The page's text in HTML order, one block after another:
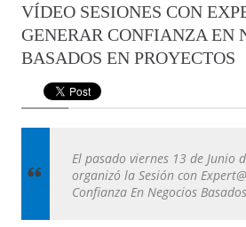
VÍDEO SESIONES CON
GENERAR CONFIANZA EN
BASADOS EN PROYECTOS
El pasado viernes 13 de Junio
organizó la Sesión con
Confianza En Negocios